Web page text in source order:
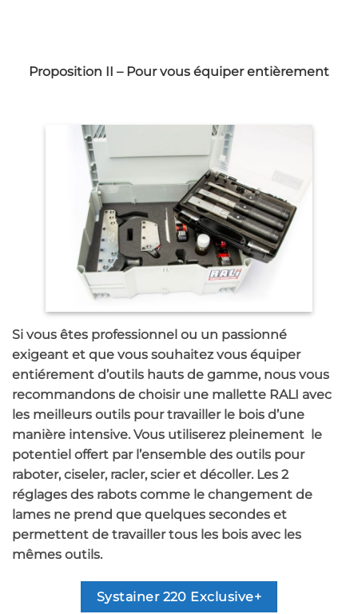
Proposition II – Pour vous équiper entièrement
Si vous êtes professionnel ou un passionné
exigeant et que vous souhaitez vous équiper
entiérement d’outils hauts de gamme, nous vous
recommandons de choisir une mallette RALI avec
les meilleurs outils pour travailler le bois d’une
manière intensive. Vous utiliserez pleinement le
potentiel offert par l’ensemble des outils pour
raboter, ciseler, racler, scier et décoller. Les 2
réglages des rabots comme le changement de
lames ne prend que quelques secondes et
permettent de travailler tous les bois avec les
mêmes outils.
Systainer 220 Exclusive+